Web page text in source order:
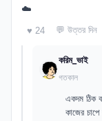
☁️
♥ 24 💬 উত্তর দিন
করিম_ভাই
গতকাল
একদম ঠিক
কাজের